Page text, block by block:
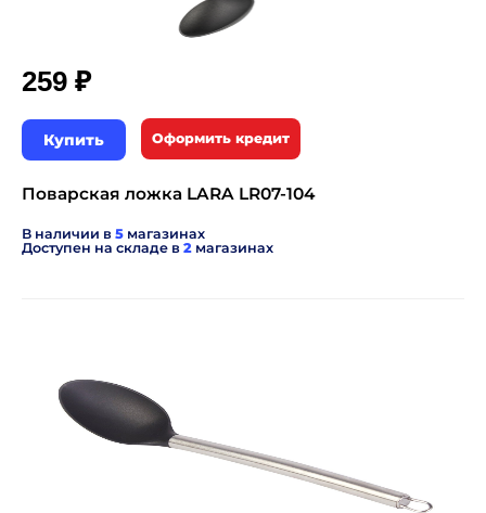
259 ₽
Купить Оформить кредит
Поварская ложка LARA LR07-104
В наличии в 5 магазинах
Доступен на складе в 2 магазинах